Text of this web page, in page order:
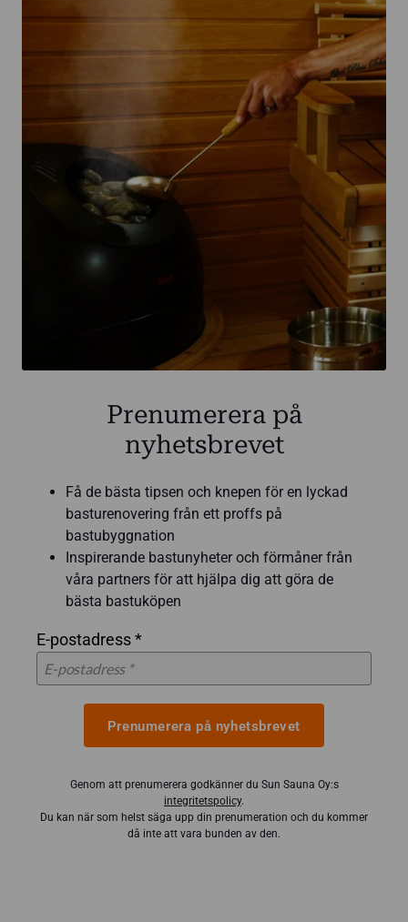
Prenumerera på
nyhetsbrevet
Få de bästa tipsen och knepen för en lyckad
basturenovering från ett proffs på
bastubyggnation
Inspirerande bastunyheter och förmåner från
våra partners för att hjälpa dig att göra de
bästa bastuköpen
E-postadress *
Prenumerera på nyhetsbrevet
Genom att prenumerera godkänner du Sun Sauna Oy:s
integritetspolicy.
Du kan när som helst säga upp din prenumeration och du kommer
då inte att vara bunden av den.